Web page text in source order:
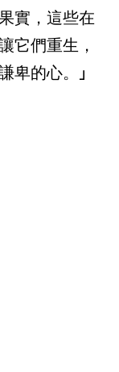
實，這些在
它們重生，
卑的心。」